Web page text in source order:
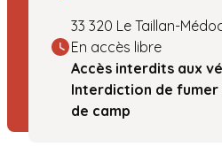
33 320 Le Taillan-
En accès libre
Accès interdits aux
Interdiction de fumer
de camp